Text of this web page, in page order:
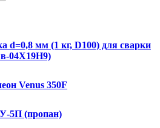
d=0,8 мм (1 кг, D100) для сварки
04Х19Н9)
Venus 350F
5П (пропан)